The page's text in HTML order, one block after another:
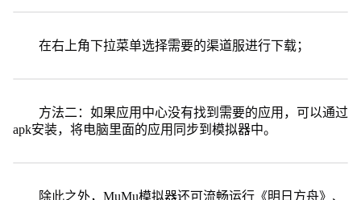
在右上角下拉菜单选择需要的渠道服进行下载；
方法二：如果应用中心没有找到需要的应用，可以通过
apk安装，将电脑里面的应用同步到模拟器中。
除此之外，MuMu模拟器还可流畅运行《明日方舟》、